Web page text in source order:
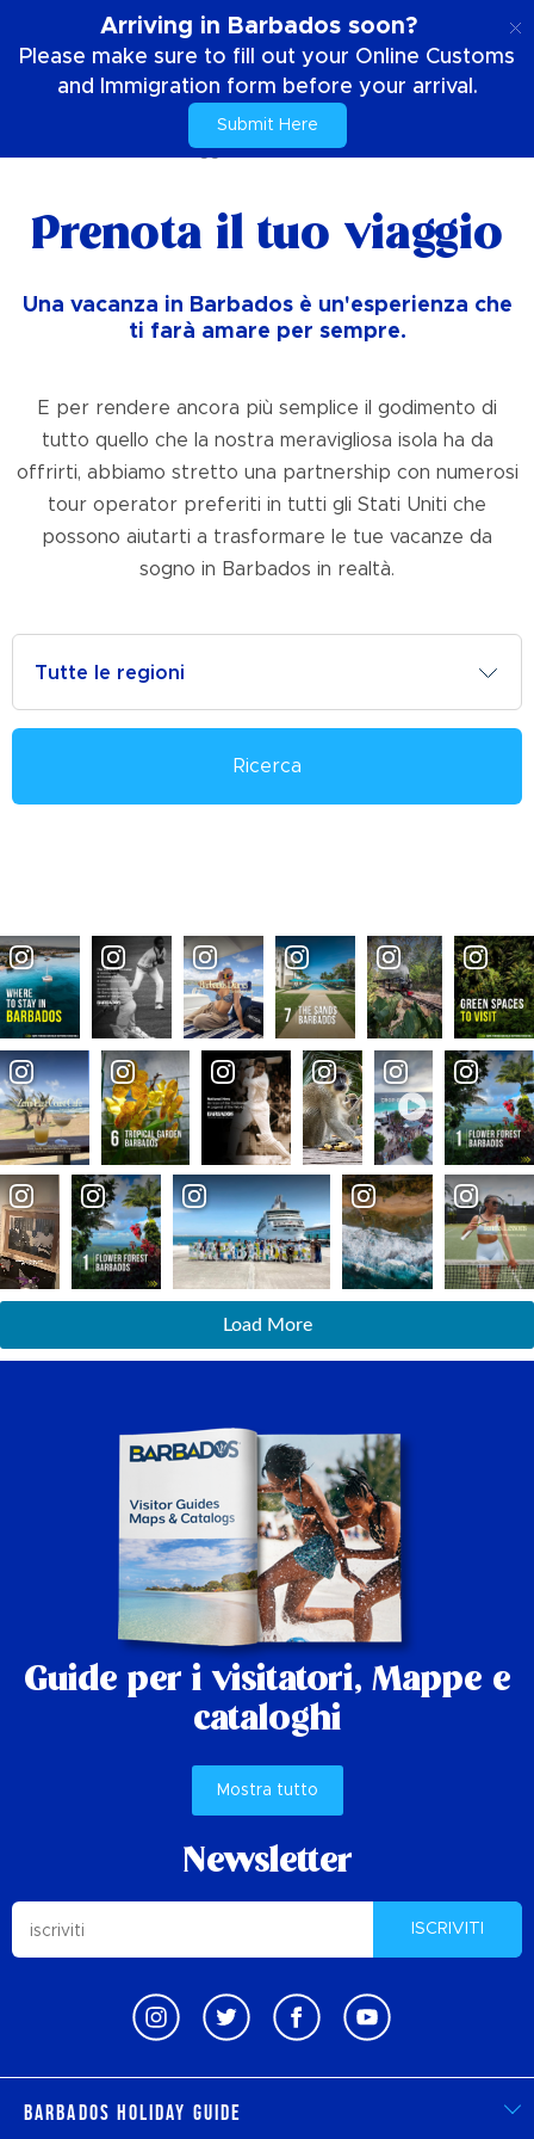
Arriving in Barbados soon?
Please make sure to fill out your Online Customs
and Immigration form before your arrival.
Submit Here
Pianifica il tuo viaggio PARTNER DI VIAGGIO
Prenota il tuo viaggio
Una vacanza in Barbados è un'esperienza che
ti farà amare per sempre.
E per rendere ancora più semplice il godimento di
tutto quello che la nostra meravigliosa isola ha da
offrirti, abbiamo stretto una partnership con numerosi
tour operator preferiti in tutti gli Stati Uniti che
possono aiutarti a trasformare le tue vacanze da
sogno in Barbados in realtà.
Ricerca
Load More
Guide per i visitatori, Mappe e
cataloghi
Mostra tutto
Newsletter
ISCRIVITI
Barbados Holiday Guide